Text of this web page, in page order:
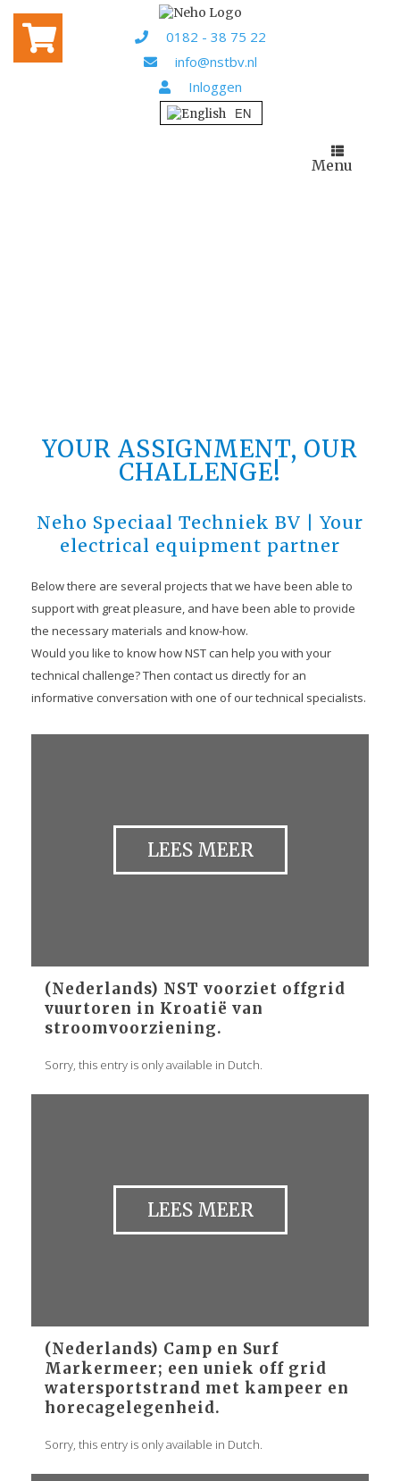
0182 - 38 75 22
info@nstbv.nl
Inloggen
Menu
YOUR ASSIGNMENT, OUR
CHALLENGE!
Neho Speciaal Techniek BV | Your
electrical equipment partner
Below there are several projects that we have been able to
support with great pleasure, and have been able to provide
the necessary materials and know-how.
Would you like to know how NST can help you with your
technical challenge? Then contact us directly for an
informative conversation with one of our technical specialists.
LEES MEER
(Nederlands) NST voorziet offgrid
vuurtoren in Kroatië van
stroomvoorziening.
Sorry, this entry is only available in Dutch.
LEES MEER
(Nederlands) Camp en Surf
Markermeer; een uniek off grid
watersportstrand met kampeer en
horecagelegenheid.
Sorry, this entry is only available in Dutch.